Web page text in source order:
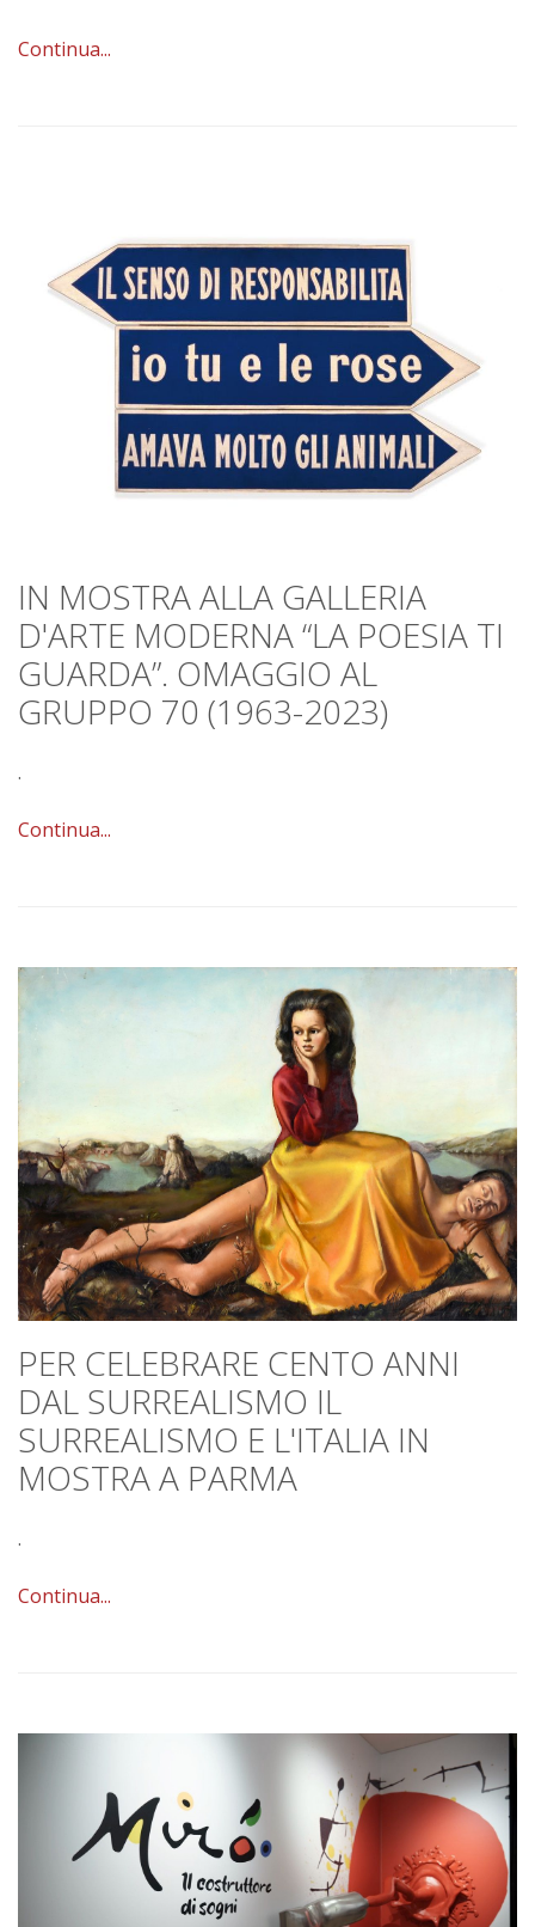
Continua...
IN MOSTRA ALLA GALLERIA
D'ARTE MODERNA “LA POESIA TI
GUARDA”. OMAGGIO AL
GRUPPO 70 (1963-2023)
.
Continua...
PER CELEBRARE CENTO ANNI
DAL SURREALISMO IL
SURREALISMO E L'ITALIA IN
MOSTRA A PARMA
.
Continua...